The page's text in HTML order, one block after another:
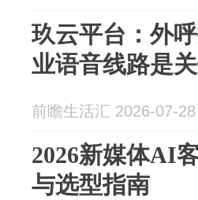
玖云平台：外
业语音线路是
前瞻生活汇 2026-07-28
2026新媒体AI
与选型指南